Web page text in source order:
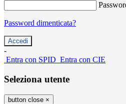
Password dimenticata?
-
Entra con SPID Entra con CIE
Seleziona utente
button close ×